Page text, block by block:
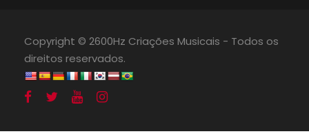
Copyright © 2600Hz Criações Musicais - Todos os
direitos reservados.